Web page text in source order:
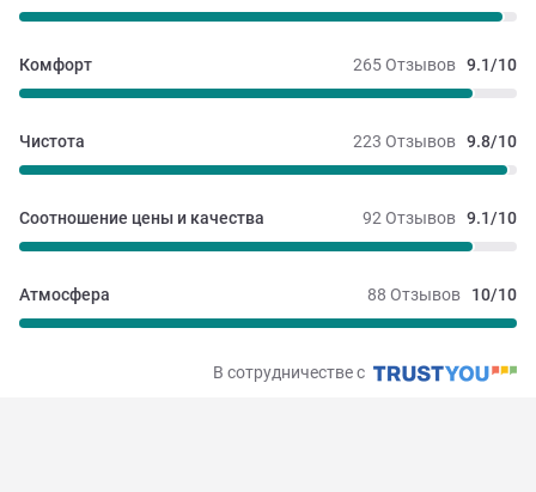
265 Отзывов 9.1/10
Комфорт
223 Отзывов 9.8/10
Чистота
92 Отзывов 9.1/10
Соотношение цены и качества
88 Отзывов 10/10
Атмосфера
В сотрудничестве с